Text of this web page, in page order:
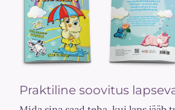
Praktiline soovitus